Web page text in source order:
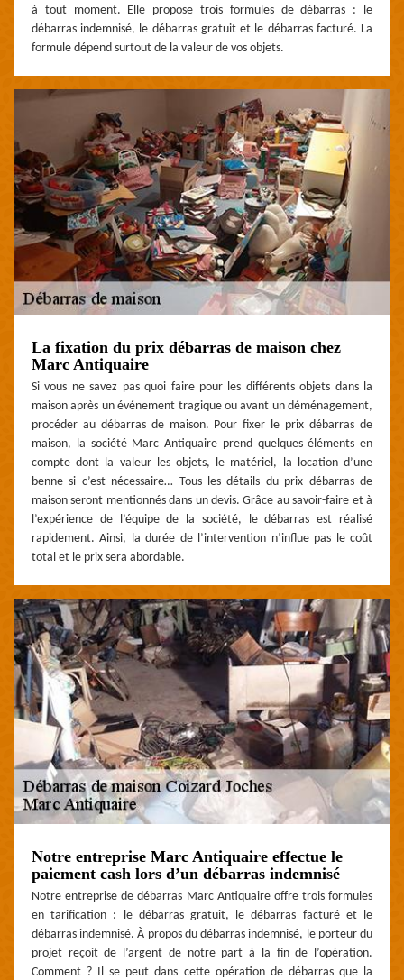
à tout moment. Elle propose trois formules de débarras : le
débarras indemnisé, le débarras gratuit et le débarras facturé. La
formule dépend surtout de la valeur de vos objets.
La fixation du prix débarras de maison chez
Marc Antiquaire
Si vous ne savez pas quoi faire pour les différents objets dans la
maison après un événement tragique ou avant un déménagement,
procéder au débarras de maison. Pour fixer le prix débarras de
maison, la société Marc Antiquaire prend quelques éléments en
compte dont la valeur les objets, le matériel, la location d’une
benne si c’est nécessaire… Tous les détails du prix débarras de
maison seront mentionnés dans un devis. Grâce au savoir-faire et à
l’expérience de l’équipe de la société, le débarras est réalisé
rapidement. Ainsi, la durée de l’intervention n’influe pas le coût
total et le prix sera abordable.
Notre entreprise Marc Antiquaire effectue le
paiement cash lors d’un débarras indemnisé
Notre entreprise de débarras Marc Antiquaire offre trois formules
en tarification : le débarras gratuit, le débarras facturé et le
débarras indemnisé. À propos du débarras indemnisé, le porteur du
projet reçoit de l’argent de notre part à la fin de l’opération.
Comment ? Il se peut dans cette opération de débarras que la